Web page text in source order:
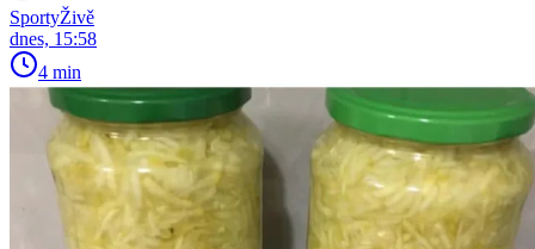
SportyŽivě
dnes, 15:58
4 min